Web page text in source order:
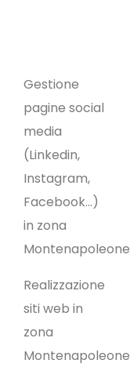
Gestione
pagine social
media
(Linkedin,
Instagram,
Facebook…)
in zona
Montenapoleone
Realizzazione
siti web in
zona
Montenapoleone